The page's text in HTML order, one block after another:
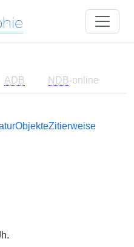
ADB NDB-online
ObjekteZitierweise